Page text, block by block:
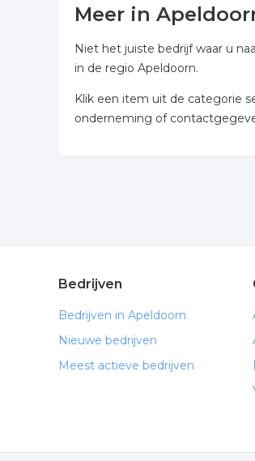
Meer in
Niet het juiste bedrijf waar u
in de regio Apeldoorn.
Klik een item uit de categorie
onderneming of
Bedrijven
Bedrijven in Apeldoorn
Nieuwe bedrijven
Meest actieve bedrijven